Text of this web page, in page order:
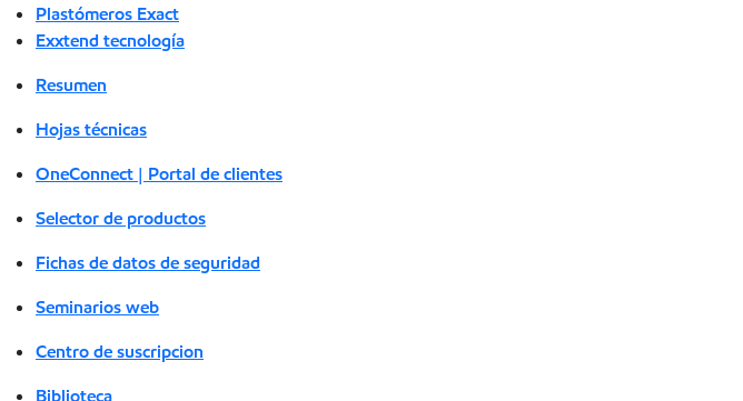
Plastómeros Exact
Exxtend tecnología
Resumen
Hojas técnicas
OneConnect | Portal de clientes
Selector de productos
Fichas de datos de seguridad
Seminarios web
Centro de suscripcion
Biblioteca